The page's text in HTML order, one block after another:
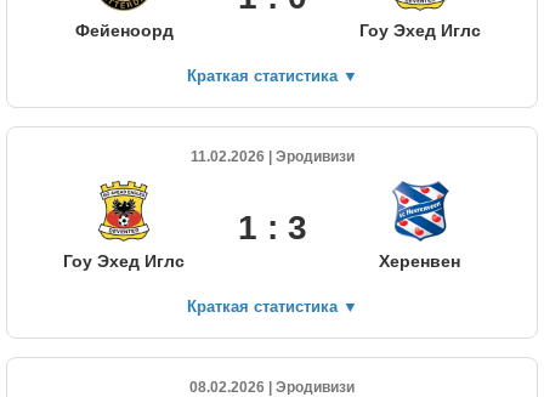
Фейеноорд Гоу Эхед Иглс
Краткая статистика ▼
11.02.2026 | Эродивизи
Гоу Эхед Иглс
1 : 3
Херенвен
Краткая статистика ▼
08.02.2026 | Эродивизи